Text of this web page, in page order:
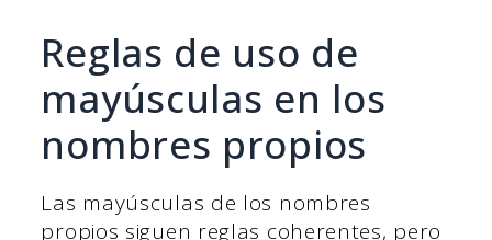
Reglas de uso de
mayúsculas en los
nombres propios
Las mayúsculas de los nombres
propios siguen reglas coherentes, pero